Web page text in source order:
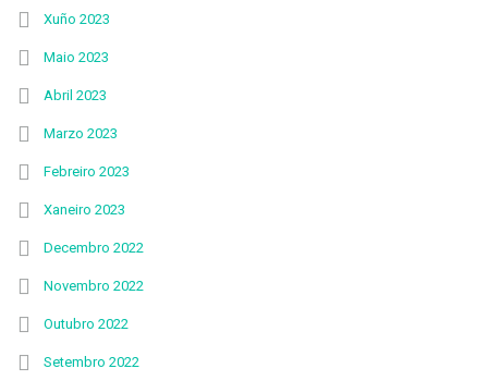
Xuño 2023
Maio 2023
Abril 2023
Marzo 2023
Febreiro 2023
Xaneiro 2023
Decembro 2022
Novembro 2022
Outubro 2022
Setembro 2022